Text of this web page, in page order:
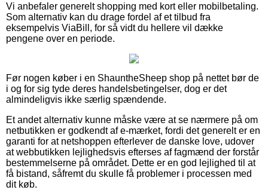
Vi anbefaler generelt shopping med kort eller mobilbetaling.
Som alternativ kan du drage fordel af et tilbud fra
eksempelvis ViaBill, for så vidt du hellere vil dække
pengene over en periode.
Før nogen køber i en ShauntheSheep shop på nettet bør de
i og for sig tyde deres handelsbetingelser, dog er det
almindeligvis ikke særlig spændende.
Et andet alternativ kunne måske være at se nærmere på om
netbutikken er godkendt af e-mærket, fordi det generelt er en
garanti for at netshoppen efterlever de danske love, udover
at webbutikken lejlighedsvis efterses af fagmænd der forstår
bestemmelserne på området. Dette er en god lejlighed til at
få bistand, såfremt du skulle få problemer i processen med
dit køb.